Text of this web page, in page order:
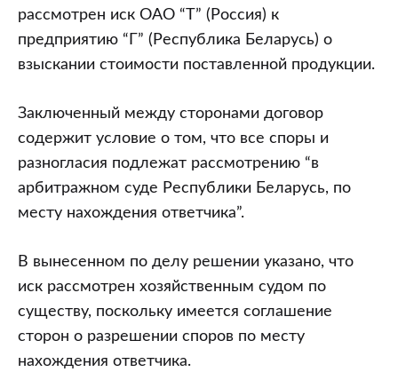
рассмотрен иск ОАО “Т” (Россия) к
предприятию “Г” (Республика Беларусь) о
взыскании стоимости поставленной продукции.
Заключенный между сторонами договор
содержит условие о том, что все споры и
разногласия подлежат рассмотрению “в
арбитражном суде Республики Беларусь, по
месту нахождения ответчика”.
В вынесенном по делу решении указано, что
иск рассмотрен хозяйственным судом по
существу, поскольку имеется соглашение
сторон о разрешении споров по месту
нахождения ответчика.